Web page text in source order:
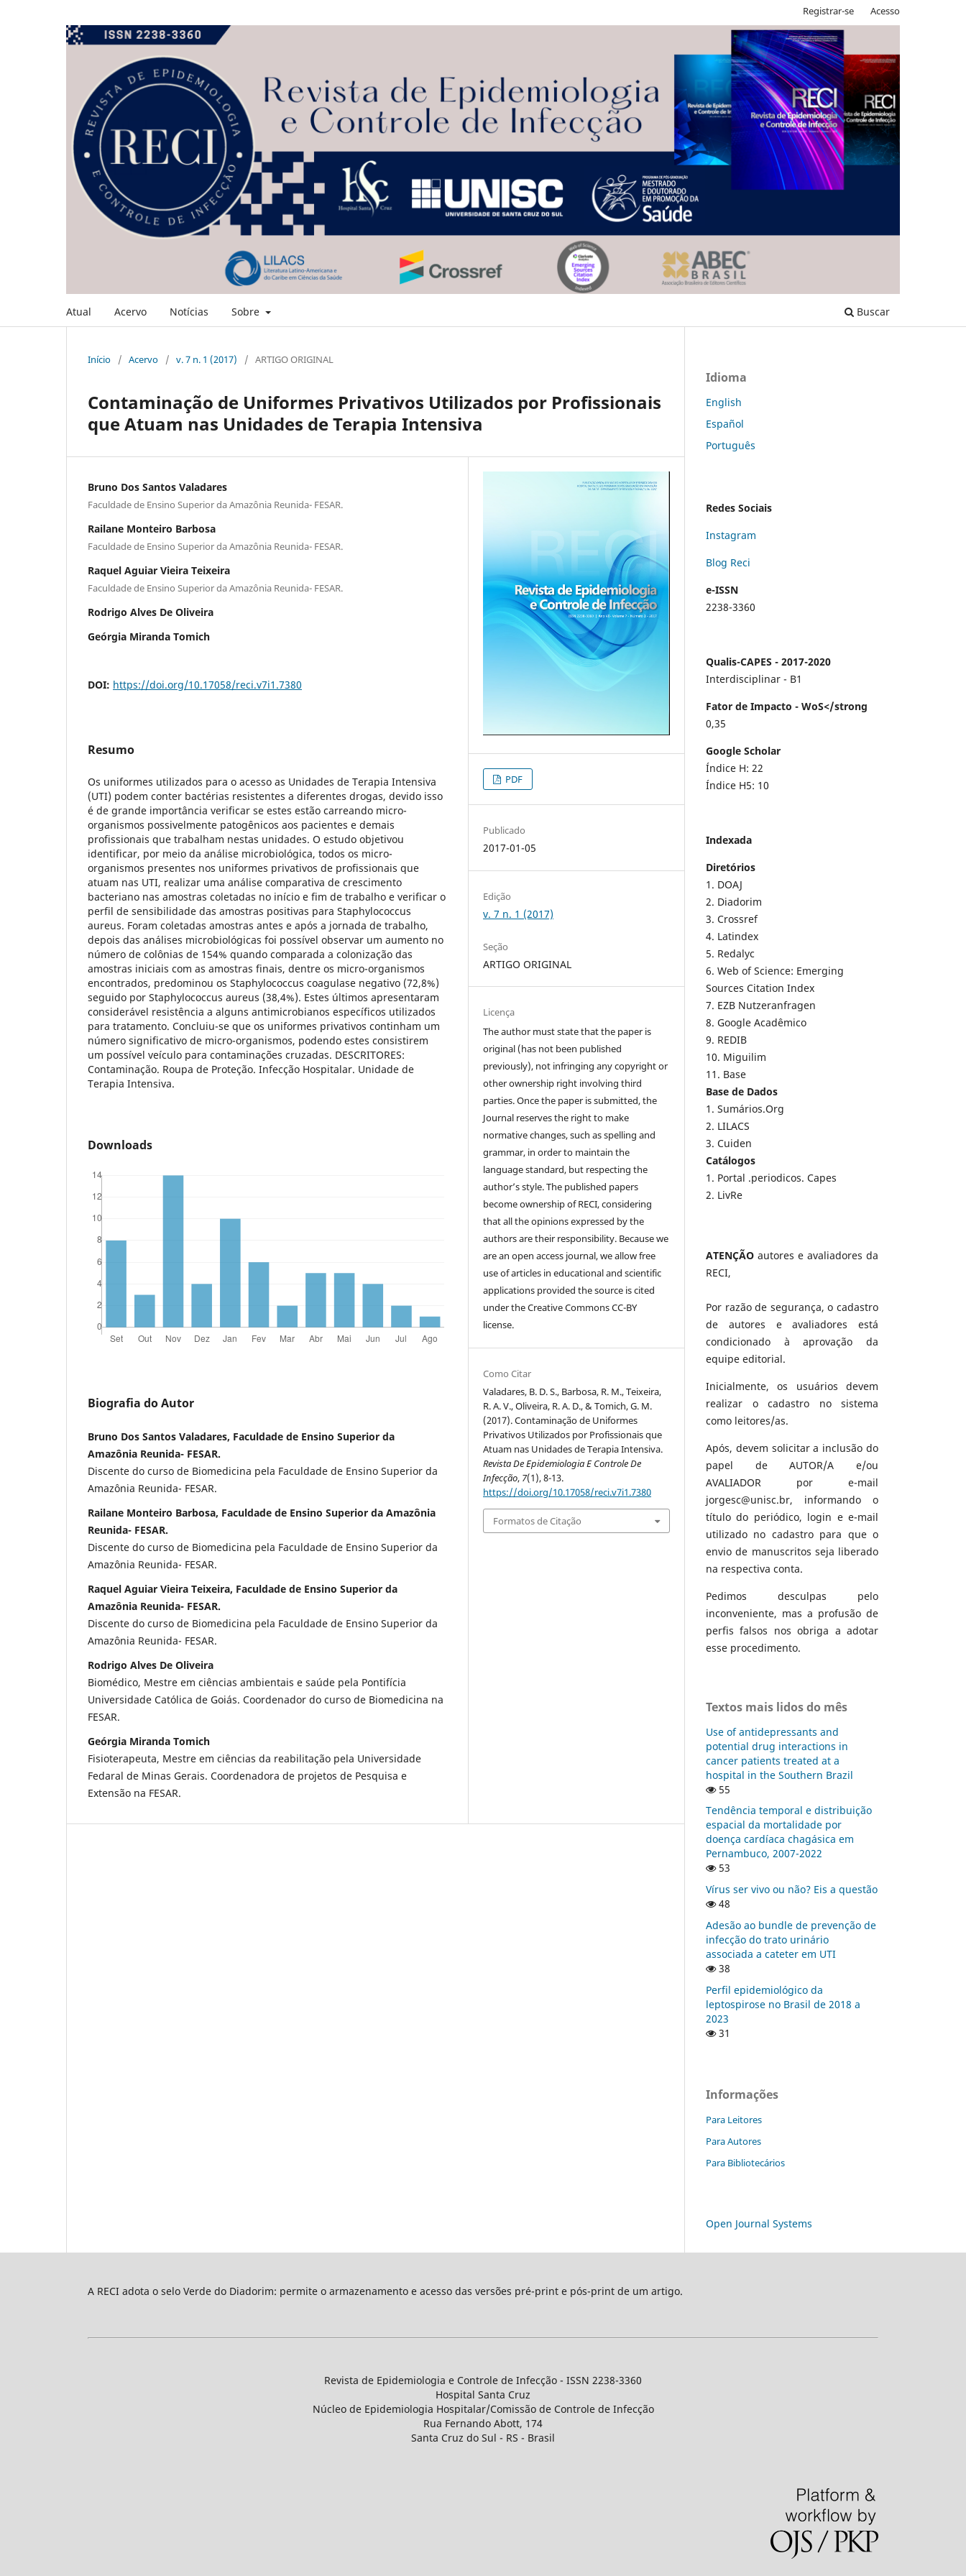
Atual Acervo Notícias Sobre Buscar
Registrar-se Acesso
Início / Acervo / v. 7 n. 1 (2017) / ARTIGO ORIGINAL
Contaminação de Uniformes Privativos Utilizados por Profissionais
que Atuam nas Unidades de Terapia Intensiva
Bruno Dos Santos Valadares
Faculdade de Ensino Superior da Amazônia Reunida- FESAR.
Railane Monteiro Barbosa
Faculdade de Ensino Superior da Amazônia Reunida- FESAR.
Raquel Aguiar Vieira Teixeira
Faculdade de Ensino Superior da Amazônia Reunida- FESAR.
Rodrigo Alves De Oliveira
Geórgia Miranda Tomich
DOI: https://doi.org/10.17058/reci.v7i1.7380
Resumo
Os uniformes utilizados para o acesso as Unidades de Terapia Intensiva
(UTI) podem conter bactérias resistentes a diferentes drogas, devido isso
é de grande importância verificar se estes estão carreando micro-
organismos possivelmente patogênicos aos pacientes e demais
profissionais que trabalham nestas unidades. O estudo objetivou
identificar, por meio da análise microbiológica, todos os micro-
organismos presentes nos uniformes privativos de profissionais que
atuam nas UTI, realizar uma análise comparativa de crescimento
bacteriano nas amostras coletadas no início e fim de trabalho e verificar o
perfil de sensibilidade das amostras positivas para Staphylococcus
aureus. Foram coletadas amostras antes e após a jornada de trabalho,
depois das análises microbiológicas foi possível observar um aumento no
número de colônias de 154% quando comparada a colonização das
amostras iniciais com as amostras finais, dentre os micro-organismos
encontrados, predominou os Staphylococcus coagulase negativo (72,8%)
seguido por Staphylococcus aureus (38,4%). Estes últimos apresentaram
considerável resistência a alguns antimicrobianos específicos utilizados
para tratamento. Concluiu-se que os uniformes privativos continham um
número significativo de micro-organismos, podendo estes consistirem
um possível veículo para contaminações cruzadas. DESCRITORES:
Contaminação. Roupa de Proteção. Infecção Hospitalar. Unidade de
Terapia Intensiva.
Downloads
Biografia do Autor
Bruno Dos Santos Valadares, Faculdade de Ensino Superior da
Amazônia Reunida- FESAR.
Discente do curso de Biomedicina pela Faculdade de Ensino Superior da
Amazônia Reunida- FESAR.
Railane Monteiro Barbosa, Faculdade de Ensino Superior da Amazônia
Reunida- FESAR.
Discente do curso de Biomedicina pela Faculdade de Ensino Superior da
Amazônia Reunida- FESAR.
Raquel Aguiar Vieira Teixeira, Faculdade de Ensino Superior da
Amazônia Reunida- FESAR.
Discente do curso de Biomedicina pela Faculdade de Ensino Superior da
Amazônia Reunida- FESAR.
Rodrigo Alves De Oliveira
Biomédico, Mestre em ciências ambientais e saúde pela Pontifícia
Universidade Católica de Goiás. Coordenador do curso de Biomedicina na
FESAR.
Geórgia Miranda Tomich
Fisioterapeuta, Mestre em ciências da reabilitação pela Universidade
Fedaral de Minas Gerais. Coordenadora de projetos de Pesquisa e
Extensão na FESAR.
PDF
Publicado
2017-01-05
Edição
v. 7 n. 1 (2017)
Seção
ARTIGO ORIGINAL
Licença
The author must state that the paper is
original (has not been published
previously), not infringing any copyright or
other ownership right involving third
parties. Once the paper is submitted, the
Journal reserves the right to make
normative changes, such as spelling and
grammar, in order to maintain the
language standard, but respecting the
author’s style. The published papers
become ownership of RECI, considering
that all the opinions expressed by the
authors are their responsibility. Because we
are an open access journal, we allow free
use of articles in educational and scientific
applications provided the source is cited
under the Creative Commons CC-BY
license.
Como Citar
Valadares, B. D. S., Barbosa, R. M., Teixeira,
R. A. V., Oliveira, R. A. D., & Tomich, G. M.
(2017). Contaminação de Uniformes
Privativos Utilizados por Profissionais que
Atuam nas Unidades de Terapia Intensiva.
Revista De Epidemiologia E Controle De
Infecção, 7(1), 8-13.
https://doi.org/10.17058/reci.v7i1.7380
Formatos de Citação
Idioma
English
Español
Português
Redes Sociais
Instagram
Blog Reci
e-ISSN
2238-3360
Qualis-CAPES - 2017-2020
Interdisciplinar - B1
Fator de Impacto - WoS</strong
0,35
Google Scholar
Índice H: 22
Índice H5: 10
Indexada
Diretórios
1. DOAJ
2. Diadorim
3. Crossref
4. Latindex
5. Redalyc
6. Web of Science: Emerging
Sources Citation Index
7. EZB Nutzeranfragen
8. Google Acadêmico
9. REDIB
10. Miguilim
11. Base
Base de Dados
1. Sumários.Org
2. LILACS
3. Cuiden
Catálogos
1. Portal .periodicos. Capes
2. LivRe
ATENÇÃO autores e avaliadores da
RECI,
Por razão de segurança, o cadastro
de autores e avaliadores está
condicionado à aprovação da
equipe editorial.
Inicialmente, os usuários devem
realizar o cadastro no sistema
como leitores/as.
Após, devem solicitar a inclusão do
papel de AUTOR/A e/ou
AVALIADOR por e-mail
jorgesc@unisc.br, informando o
título do periódico, login e e-mail
utilizado no cadastro para que o
envio de manuscritos seja liberado
na respectiva conta.
Pedimos desculpas pelo
inconveniente, mas a profusão de
perfis falsos nos obriga a adotar
esse procedimento.
Textos mais lidos do mês
Use of antidepressants and
potential drug interactions in
cancer patients treated at a
hospital in the Southern Brazil
55
Tendência temporal e distribuição
espacial da mortalidade por
doença cardíaca chagásica em
Pernambuco, 2007-2022
53
Vírus ser vivo ou não? Eis a questão
48
Adesão ao bundle de prevenção de
infecção do trato urinário
associada a cateter em UTI
38
Perfil epidemiológico da
leptospirose no Brasil de 2018 a
2023
31
Informações
Para Leitores
Para Autores
Para Bibliotecários
Open Journal Systems
A RECI adota o selo Verde do Diadorim: permite o armazenamento e acesso das versões pré-print e pós-print de um artigo.
Revista de Epidemiologia e Controle de Infecção - ISSN 2238-3360
Hospital Santa Cruz
Núcleo de Epidemiologia Hospitalar/Comissão de Controle de Infecção
Rua Fernando Abott, 174
Santa Cruz do Sul - RS - Brasil